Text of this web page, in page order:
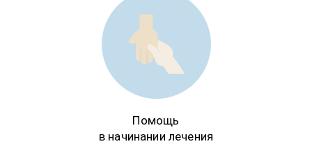
Помощь
в начинании лечения